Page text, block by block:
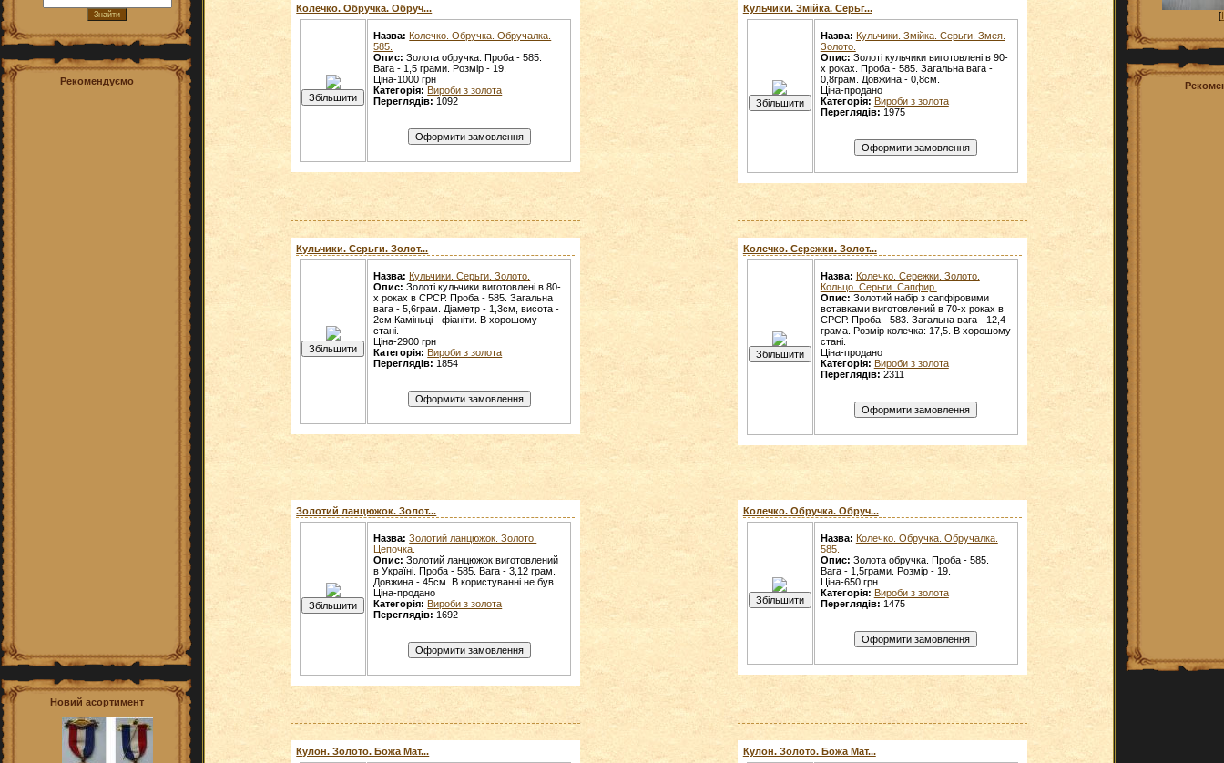
Рекомендуємо
Новий асортимент
Колечко. Обручка. Обруч...
Назва: Колечко. Обручка. Обручалка.
585.
Опис:Золота обручка. Проба - 585.
Вага - 1,5 грами. Розмір - 19.
Ціна-1000 грн
Категорія: Вироби з золота
Переглядів: 1092
Кульчики. Змійка. Серьг...
Назва: Кульчики. Змійка. Серьги. Змея.
Золото.
Опис: Золоті кульчики виготовлені в 90-
х роках. Проба - 585. Загальна вага -
0,8грам. Довжина - 0,8см.
Ціна-продано
Категорія: Вироби з золота
Переглядів: 1975
Кульчики. Серьги. Золот...
Назва: Кульчики. Серьги. Золото.
Опис:Золоті кульчики виготовлені в 80-
х роках в СРСР. Проба - 585. Загальна
вага - 5,6грам. Діаметр - 1,3см, висота -
2см.Каміньці - фіаніти. В хорошому
стані.
Ціна-2900 грн
Категорія: Вироби з золота
Переглядів: 1854
Колечко. Сережки. Золот...
Назва: Колечко. Сережки. Золото.
Кольцо. Серьги. Сапфир.
Опис: Золотий набір з сапфіровими
вставками виготовлений в 70-х роках в
СРСР. Проба - 583. Загальна вага - 12,4
грама. Розмір колечка: 17,5. В хорошому
стані.
Ціна-продано
Категорія: Вироби з золота
Переглядів: 2311
Золотий ланцюжок. Золот...
Назва: Золотий ланцюжок. Золото.
Цепочка.
Опис:Золотий ланцюжок виготовлений
в Україні. Проба - 585. Вага - 3,12 грам.
Довжина - 45см. В користуванні не був.
Ціна-продано
Категорія: Вироби з золота
Переглядів: 1692
Колечко. Обручка. Обруч...
Назва: Колечко. Обручка. Обручалка.
585.
Опис: Золота обручка. Проба - 585.
Вага - 1,5грами. Розмір - 19.
Ціна-650 грн
Категорія: Вироби з золота
Переглядів: 1475
Кулон. Золото. Божа Мат... Кулон. Золото. Божа Мат...
[